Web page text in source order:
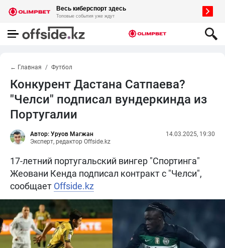
← Главная Футбол
Конкурент Дастана Сатпаева?
"Челси" подписал вундеркинда из
Португалии
Автор: Уруов Магжан
Эксперт, редактор Offside.kz
14.03.2025, 19:30
17-летний португальский вингер "Спортинга"
Жеовани Кенда подписал контракт с "Челси",
сообщает Offside.kz